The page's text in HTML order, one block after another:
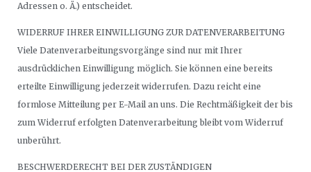
Adressen o. Ä.) entscheidet.
WIDERRUF IHRER EINWILLIGUNG ZUR DATENVERARBEITUNG
Viele Datenverarbeitungsvorgänge sind nur mit Ihrer
ausdrücklichen Einwilligung möglich. Sie können eine bereits
erteilte Einwilligung jederzeit widerrufen. Dazu reicht eine
formlose Mitteilung per E-Mail an uns. Die Rechtmäßigkeit der bis
zum Widerruf erfolgten Datenverarbeitung bleibt vom Widerruf
unberührt.
BESCHWERDERECHT BEI DER ZUSTÄNDIGEN